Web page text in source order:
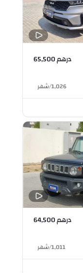
درهم 65,500
1,026
/شهر
درهم 64,500
1,011
/شهر